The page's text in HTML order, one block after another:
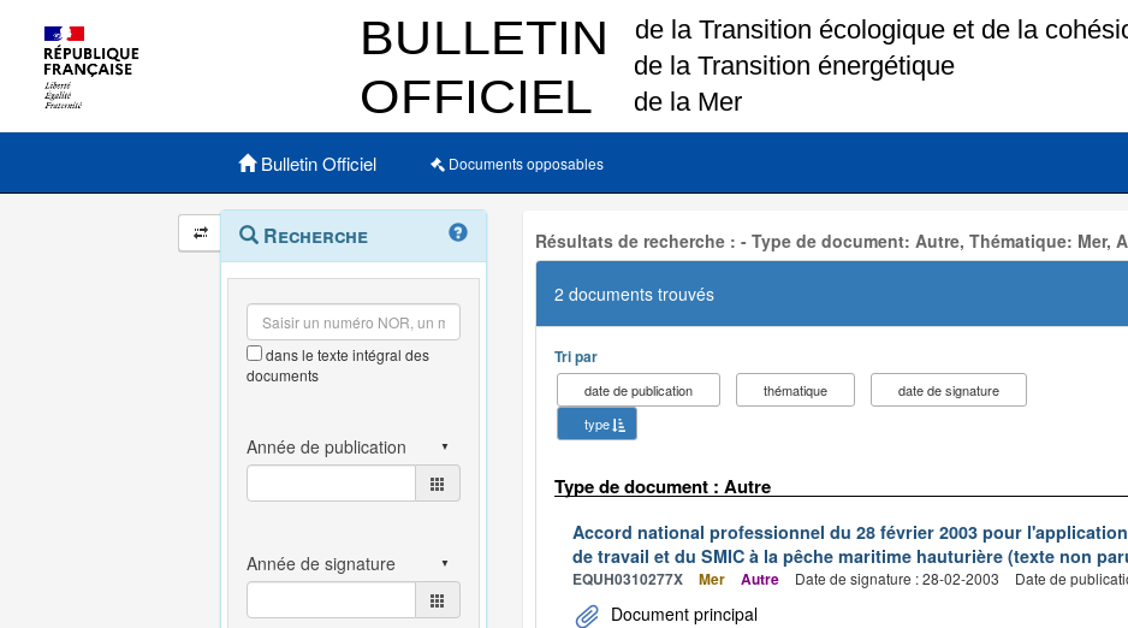
Menu principal
Bulletin Officiel Documents opposables
Navigation
et
outils
annexes
Menu
contextuel
Recherche
dans le texte intégral des
documents
Résultats de recherche : - Type de document: Autre, Thématique: Mer,
2 documents trouvés
Tri par
date de publication thématique
date de signature
type
Type de document : Autre
Accord national professionnel du 28 février 2003 pour
de travail et du SMIC à la pêche maritime hauturière (texte non
EQUH0310277X Mer Autre Date de signature : 28-02-2003 Date de
Document principal